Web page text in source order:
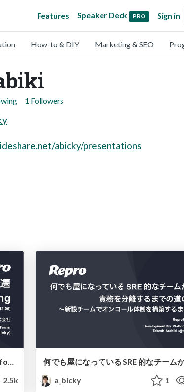
Features Speaker Deck PRO Sign in
How-to & DIY Marketing & SEO
1 Followers
abicky/presentations
Repro の開発組織体制の変遷そして Platform Engineering / Platform Engineering Meetup #6
2.5k
a_bicky
1